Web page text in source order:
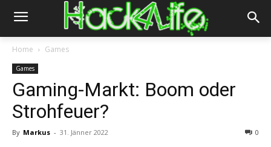
Home Games
Games
Gaming-Markt: Boom oder
Strohfeuer?
By Markus - 31. Jänner 2022 0